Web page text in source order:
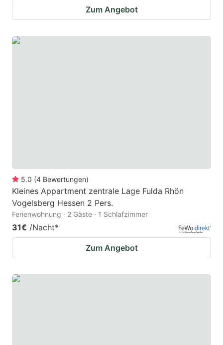
Zum Angebot
5.0 (4 Bewertungen)
Kleines Appartment zentrale Lage Fulda Rhön
Vogelsberg Hessen 2 Pers.
Ferienwohnung · 2 Gäste · 1 Schlafzimmer
31€ /Nacht*
Zum Angebot